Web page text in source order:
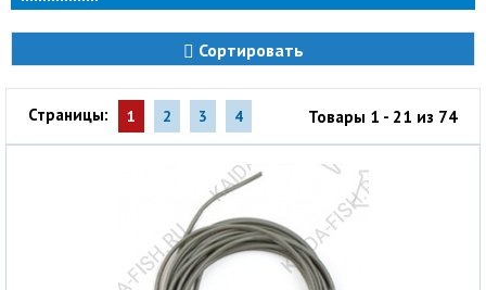
Сортировать
Страницы: 1 2 3 4 Товары 1 - 21 из 74